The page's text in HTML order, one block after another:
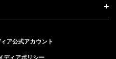
ア公式アカウント
ディアポリシー